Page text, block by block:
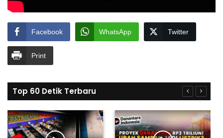
Facebook WhatsApp Twitter
Print
Top 60 Detik Terbaru